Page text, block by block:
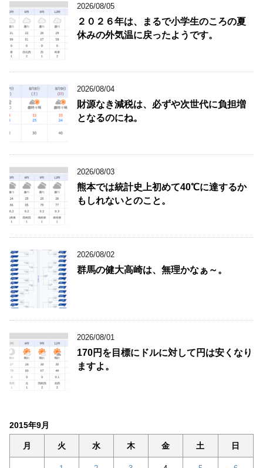
2026/08/05
２０２６年は、まるで小学生のころの夏
休みの外気温に戻ったようです。
2026/08/04
財源なき減税は、必ずや次世代に負担増
となるのにね。
2026/08/03
熊本では統計史上初めて40℃に達するか
もしれないとのこと。
2026/08/02
群馬の健大高崎は、無理かなぁ～。
2026/08/01
170円を目標にドルに対して円は安くなり
ますよ。
2015年9月
月 火 水 木 金 土 日